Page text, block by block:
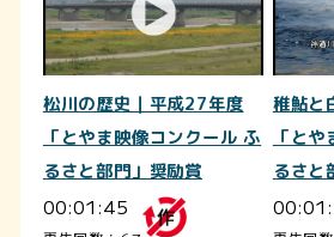
松川の歴史｜平成27年度
「とやま映像コンクール ふ
るさと部門」奨励賞
00:01:45
稚鮎と
「と
るさと